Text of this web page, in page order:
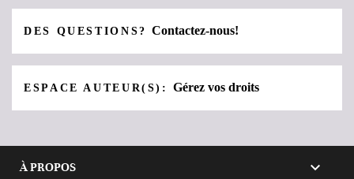
DES QUESTIONS?Contactez-nous!
ESPACE AUTEUR(S):Gérez vos droits
À PROPOS 